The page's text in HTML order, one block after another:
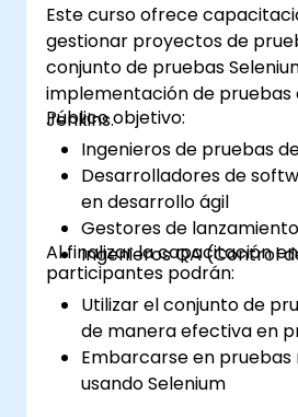
Este curso ofrece
gestionar proyectos de
conjunto de pruebas
implementación de pruebas
Jenkins.
Público objetivo:
Ingenieros de pruebas
Desarrolladores de
en desarrollo ágil
Gestores de
Ingenieros QA (Control
Al finalizar la capacitación
participantes podrán:
Utilizar el conjunto de
de manera efectiva en
Embarcarse en
usando Selenium